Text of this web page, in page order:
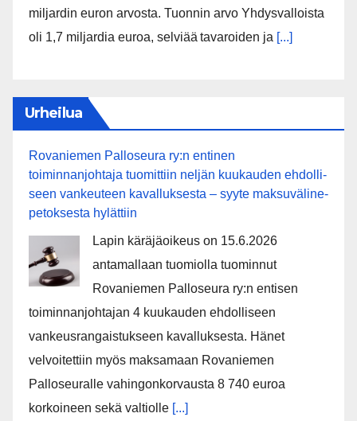
miljardin euron arvosta. Tuonnin arvo Yhdysvalloista
oli 1,7 miljardia euroa, selviää tavaroiden ja [...]
Urheilua
Rovaniemen Palloseura ry:n entinen
toiminnanjohtaja tuo­mit­tiin neljän kuu­kau­den eh­dol­li­
seen van­keu­teen ka­val­luk­ses­ta – syyte mak­su­vä­li­ne­
pe­tok­ses­ta hy­lät­tiin
Lapin käräjäoikeus on 15.6.2026
antamallaan tuomiolla tuominnut
Rovaniemen Palloseura ry:n entisen
toiminnanjohtajan 4 kuukauden ehdolliseen
vankeusrangaistukseen kavalluksesta. Hänet
velvoitettiin myös maksamaan Rovaniemen
Palloseuralle vahingonkorvausta 8 740 euroa
korkoineen sekä valtiolle [...]